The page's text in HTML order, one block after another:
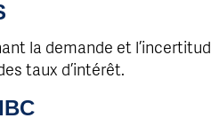
la demande et
taux d’intérêt.